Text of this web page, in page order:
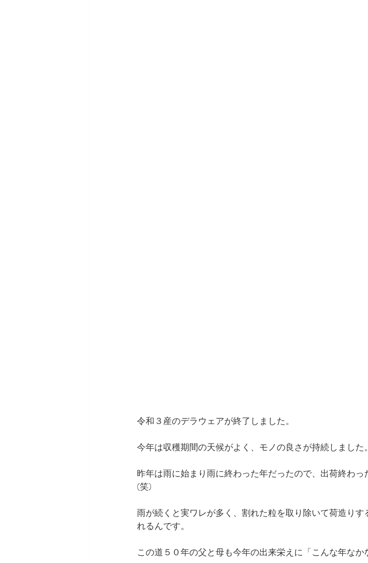
令和３産のデラウェアが終了しました。
今年は収穫期間の天候がよく、モノの良さが持続しました。
昨年は雨に始まり雨に終わった年だったので、出荷終わっ
(笑)
雨が続くと実ワレが多く、割れた粒を取り除いて荷造り
れるんです。
この道５０年の父と母も今年の出来栄えに「こんな年なか